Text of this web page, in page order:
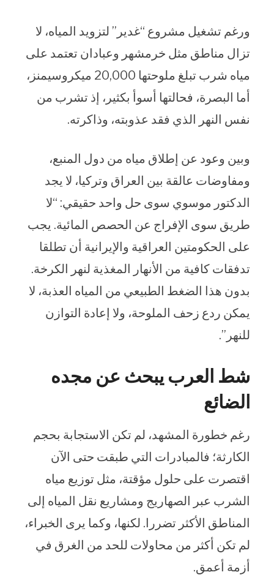
ورغم تشغيل مشروع “غدير” لتزويد المياه، لا
تزال مناطق مثل خرمشهر وعبادان تعتمد على
مياه شرب تبلغ ملوحتها 20,000 ميكروسيمنز،
أما البصرة، فحالتها أسوأ بكثير، إذ تشرب من
نفس النهر الذي فقد عذوبته، وذاكرته.
وبين وعود عن إطلاق مياه من دول المنبع،
ومفاوضات عالقة بين العراق وتركيا، لا يجد
الدكتور موسوي سوى حل واحد حقيقي: “لا
طريق سوى الإفراج عن الحصص المائية. يجب
على الحكومتين العراقية والإيرانية أن تطلقا
تدفقات كافية من الأنهار المغذية لنهر الكرخة.
بدون هذا الضغط الطبيعي من المياه العذبة، لا
يمكن ردع زحف الملوحة، ولا إعادة التوازن
للنهر”.
شط العرب يبحث عن مجده
الضائع
رغم خطورة المشهد، لم تكن الاستجابة بحجم
الكارثة؛ فالمبادرات التي طبقت حتى الآن
اقتصرت على حلول مؤقتة، مثل توزيع مياه
الشرب عبر الصهاريج ومشاريع نقل المياه إلى
المناطق الأكثر تضررا. لكنها، وكما يرى الخبراء،
لم تكن أكثر من محاولات للحد من الغرق في
أزمة أعمق.